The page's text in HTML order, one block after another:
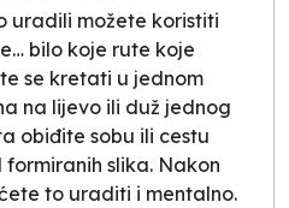
uradili možete koristiti
bilo koje rute koje
se kretati u jednom
na lijevo ili duž jednog
obiđite sobu ili cestu
slika. Nakon
to uraditi i mentalno.